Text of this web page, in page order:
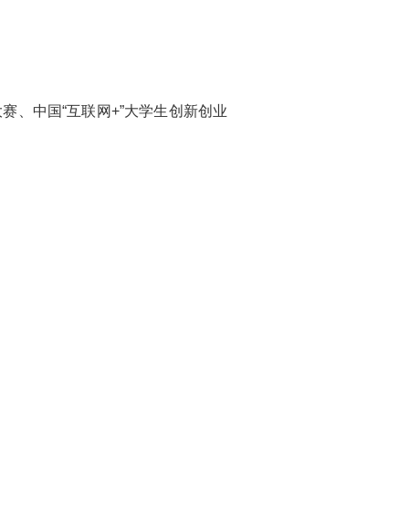
、中国“互联网+”大学生创新创业